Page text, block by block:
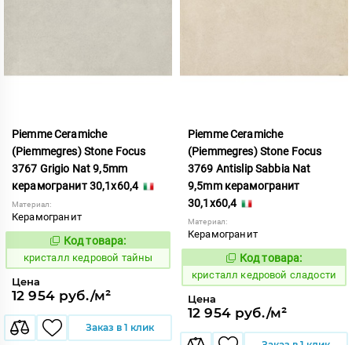
Piemme Ceramiche
(Piemmegres) Stone Focus
3767 Grigio Nat 9,5mm
керамогранит 30,1x60,4
Материал:
Керамогранит
817351
Код товара:
кристалл кедровой тайны
Цена
12 954 руб./м²
Заказ в 1 клик
Piemme Ceramiche
(Piemmegres) Stone Focus
3769 Antislip Sabbia Nat
9,5mm керамогранит
30,1x60,4
Материал:
Керамогранит
817345
Код товара:
кристалл кедровой сладости
Цена
12 954 руб./м²